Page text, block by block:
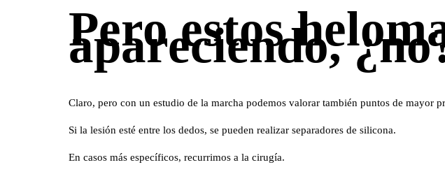
Pero estos
apareciendo,
Claro, pero con un estudio de la marcha podemos valorar también puntos de mayor
Si la lesión esté entre los dedos, se pueden realizar separadores de silicona.
En casos más específicos, recurrimos a la cirugía.